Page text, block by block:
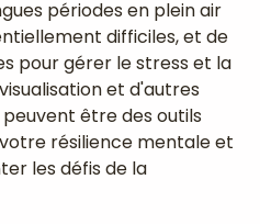
périodes en plein air
difficiles, et de
pour gérer le stress et la
et d'autres
être des outils
résilience mentale et
les défis de la